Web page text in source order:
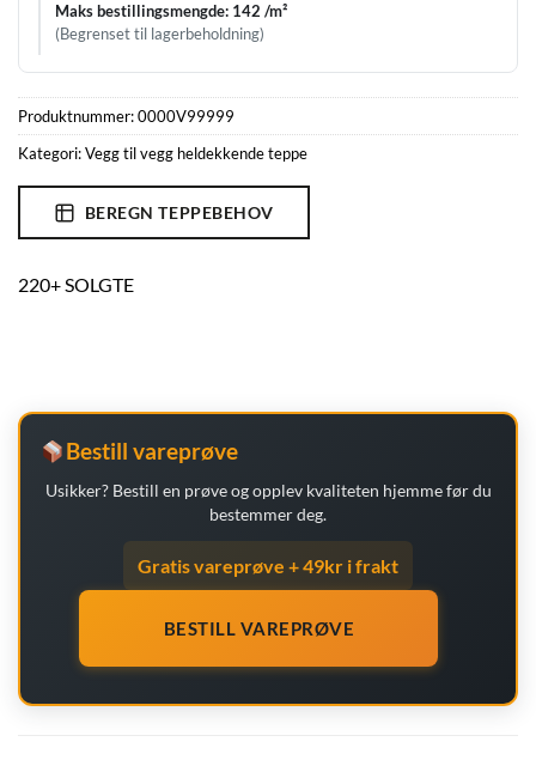
Maks bestillingsmengde: 142 /m²
(Begrenset til lagerbeholdning)
Produktnummer:0000V99999
Kategori:Vegg til vegg heldekkende teppe
BEREGN TEPPEBEHOV
220+ SOLGTE
Bestill vareprøve
Usikker? Bestill en prøve og opplev kvaliteten hjemme før du
bestemmer deg.
Gratis vareprøve + 49kr i frakt
BESTILL VAREPRØVE